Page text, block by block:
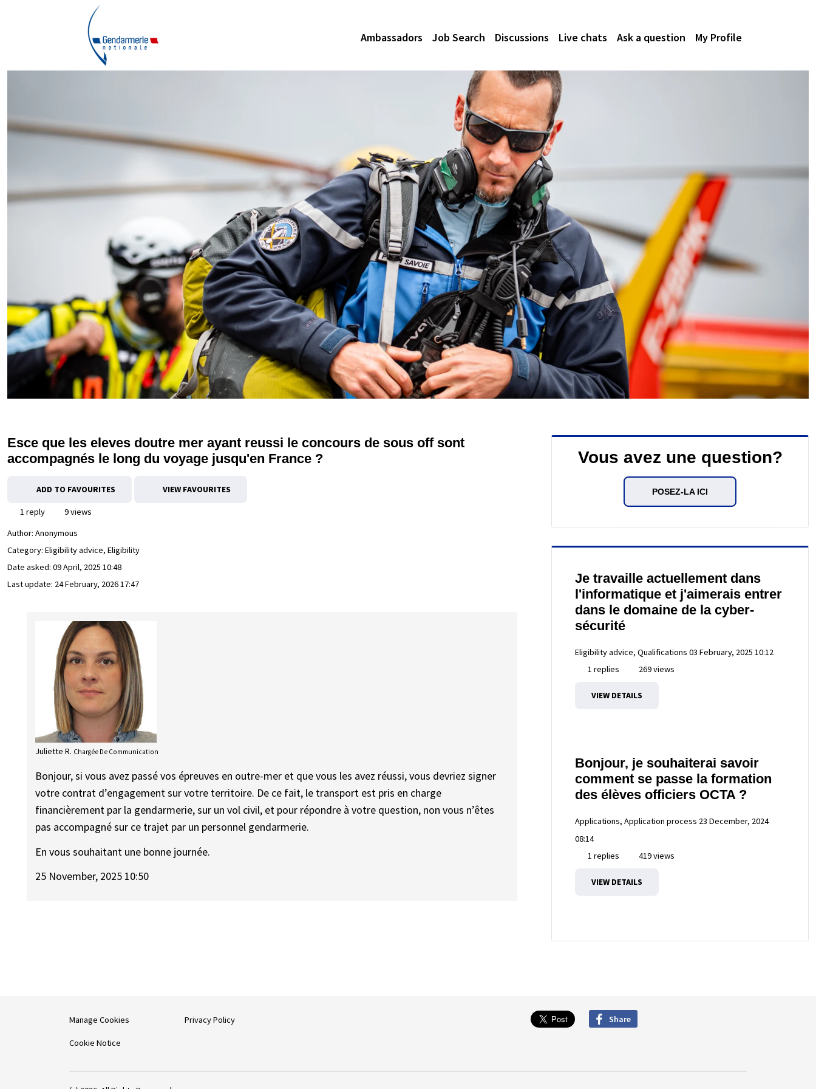
Ambassadors Job Search Discussions Live chats Ask a question My Profile
Esce que les eleves doutre mer ayant reussi le concours de sous off sont
accompagnés le long du voyage jusqu'en France ?
ADD TO FAVOURITES VIEW FAVOURITES
1 reply
9 views
Author: Anonymous
Category: Eligibility advice, Eligibility
Date asked: 09 April, 2025 10:48
Last update: 24 February, 2026 17:47
Juliette R. Chargée De Communication
Bonjour, si vous avez passé vos épreuves en outre-mer et que vous les avez réussi, vous devriez signer
votre contrat d’engagement sur votre territoire. De ce fait, le transport est pris en charge
financièrement par la gendarmerie, sur un vol civil, et pour répondre à votre question, non vous n’êtes
pas accompagné sur ce trajet par un personnel gendarmerie.
En vous souhaitant une bonne journée.
25 November, 2025 10:50
Vous avez une question?
POSEZ-LA ICI
Je travaille actuellement dans
l'informatique et j'aimerais entrer
dans le domaine de la cyber-
sécurité
Eligibility advice, Qualifications 03 February, 2025 10:12
1 replies
269 views
VIEW DETAILS
Bonjour, je souhaiterai savoir
comment se passe la formation
des élèves officiers OCTA ?
Applications, Application process 23 December, 2024
08:14
1 replies
419 views
VIEW DETAILS
Manage Cookies
Cookie Notice
Privacy Policy Share